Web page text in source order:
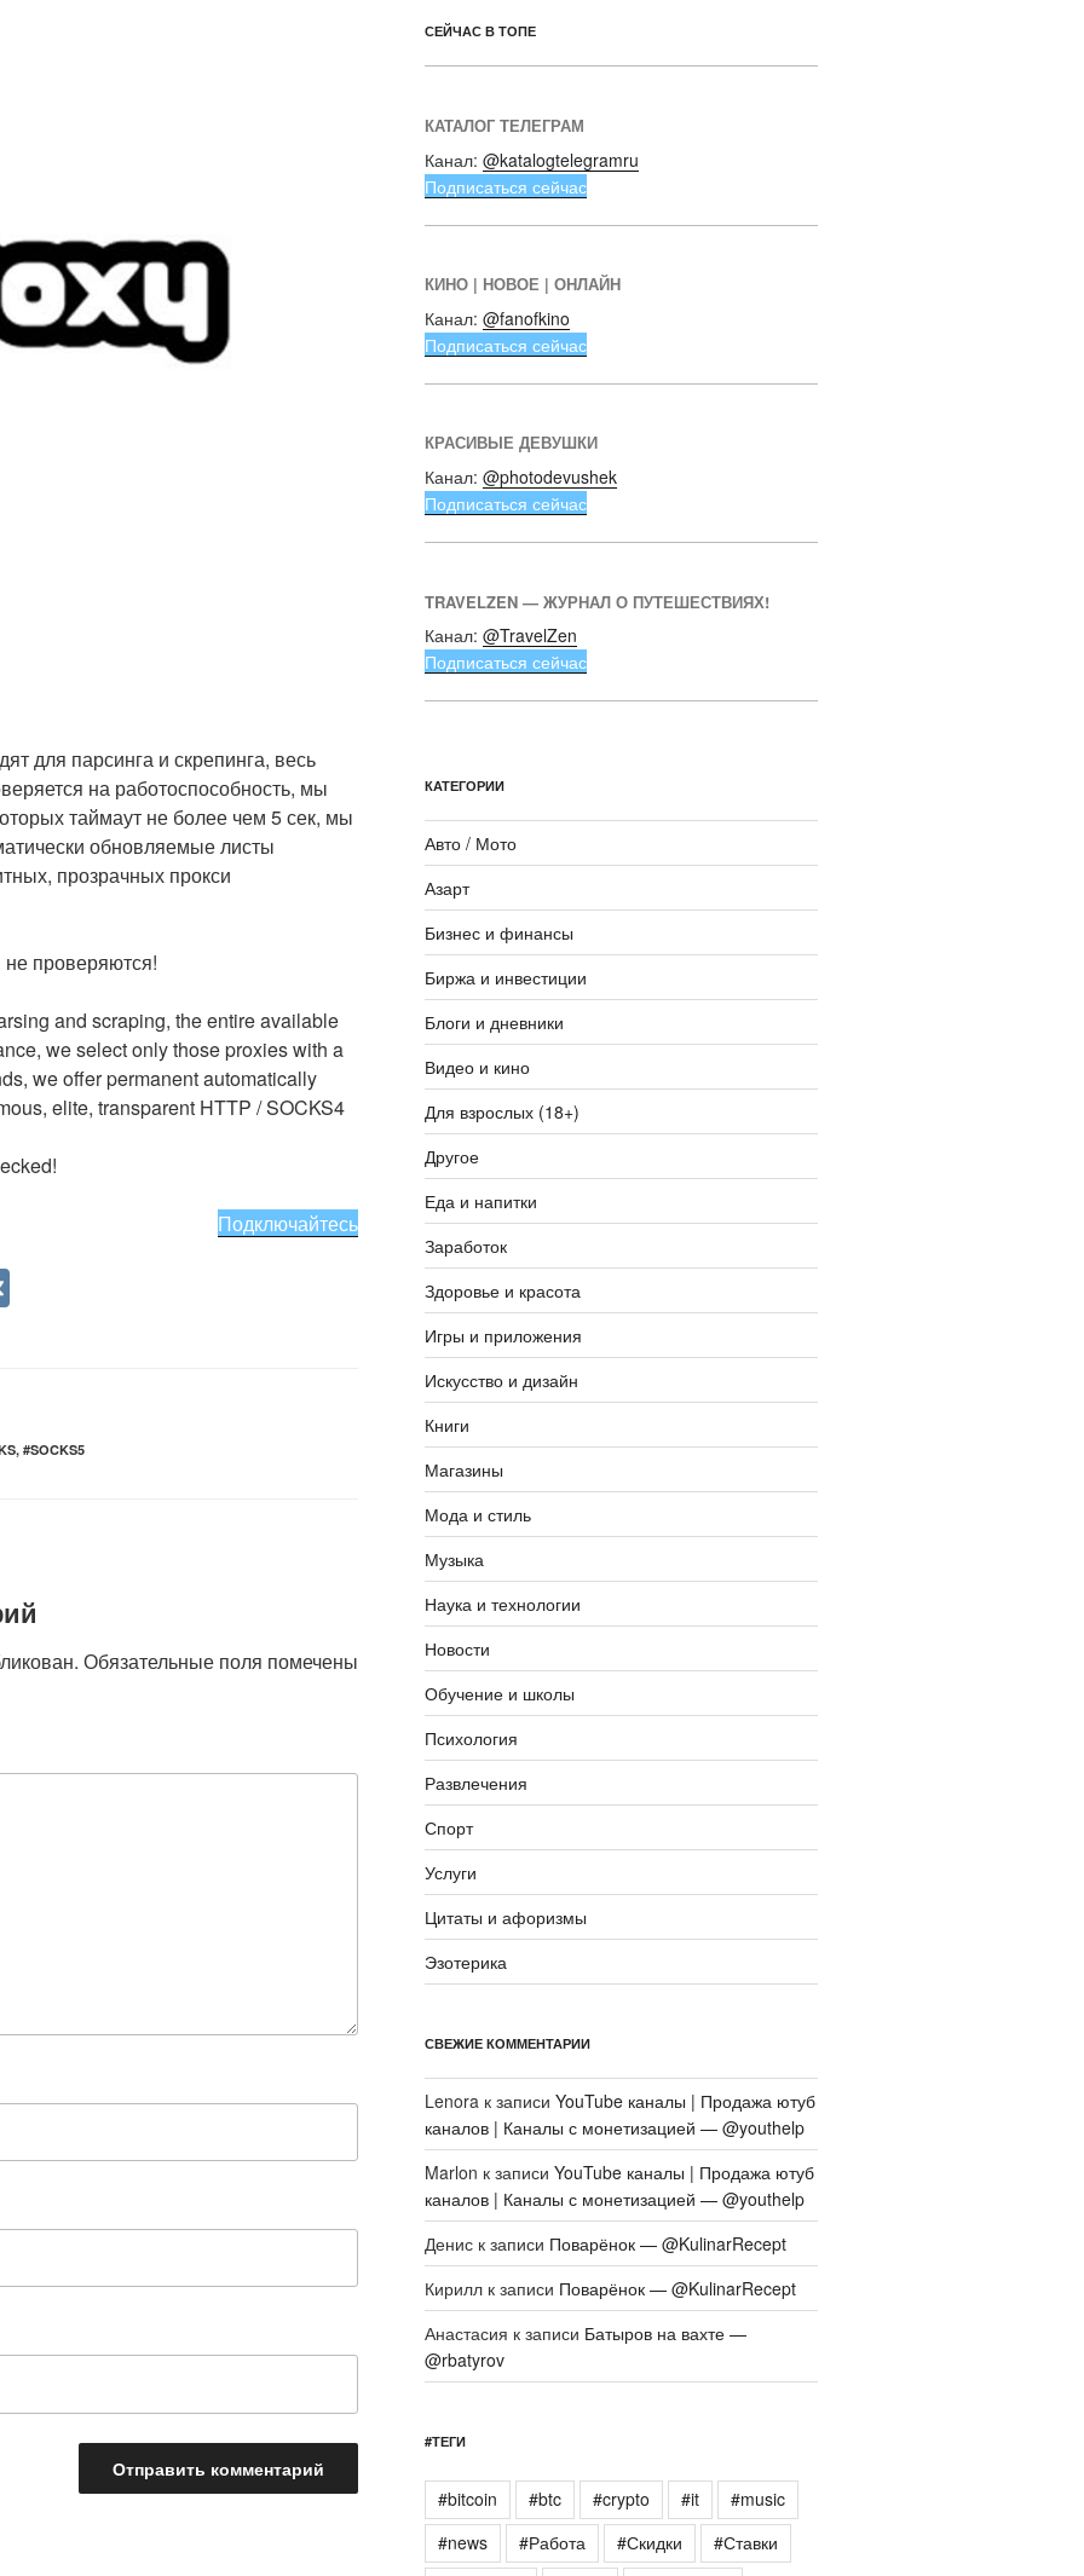
для парсинга и скрепинга, весь
на работоспособность, мы
таймаут не более чем 5 сек, мы
обновляемые листы
прозрачных прокси
проверяются!
and scraping, the entire available
we select only those proxies with a
we offer permanent automatically
elite, transparent HTTP / SOCKS4
Подключайтесь
, #SOCKS5
Обязательные поля помечены
СЕЙЧАС В ТОПЕ
КАТАЛОГ ТЕЛЕГРАМ
Канал: @katalogtelegramru
Подписаться сейчас
КИНО | НОВОЕ | ОНЛАЙН
Канал: @fanofkino
Подписаться сейчас
КРАСИВЫЕ ДЕВУШКИ
Канал: @photodevushek
Подписаться сейчас
TRAVELZEN — ЖУРНАЛ О ПУТЕШЕСТВИЯХ!
Канал: @TravelZen
Подписаться сейчас
КАТЕГОРИИ
Авто / Мото
Азарт
Бизнес и финансы
Биржа и инвестиции
Блоги и дневники
Видео и кино
Для взрослых (18+)
Другое
Еда и напитки
Заработок
Здоровье и красота
Игры и приложения
Искусство и дизайн
Книги
Магазины
Мода и стиль
Музыка
Наука и технологии
Новости
Обучение и школы
Психология
Развлечения
Спорт
Услуги
Цитаты и афоризмы
Эзотерика
СВЕЖИЕ КОММЕНТАРИИ
Lenoraк записи YouTube каналы | Продажа ютуб
каналов | Каналы с монетизацией — @youthelp
Marlon к записи YouTube каналы | Продажа ютуб
каналов | Каналы с монетизацией — @youthelp
Дениск записи Поварёнок — @KulinarRecept
Кириллк записи Поварёнок — @KulinarRecept
Анастасия к записи Батыров на вахте —
@rbatyrov
#ТЕГИ
#bitcoin #btc #crypto #it
#music
#news
#Работа #Скидки
#Ставки